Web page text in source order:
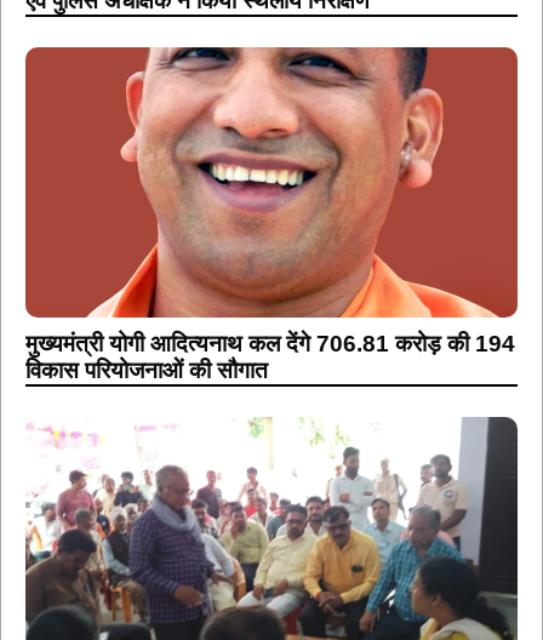
मुख्यमंत्री योगी आदित्यनाथ कल देंगे 706.81 करोड़ की 194
विकास परियोजनाओं की सौगात